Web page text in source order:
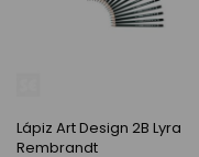
Lápiz Art Design 2B Lyra
Rembrandt